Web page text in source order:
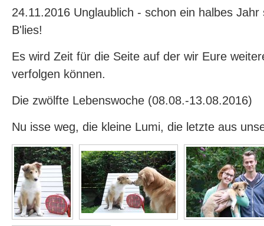
24.11.2016 Unglaublich - schon ein halbes
B'lies!
Es wird Zeit für die Seite auf der wir Eure
verfolgen können.
Die zwölfte Lebenswoche (08.08.-13.08.2016)
Nu isse weg, die kleine Lumi, die letzte aus